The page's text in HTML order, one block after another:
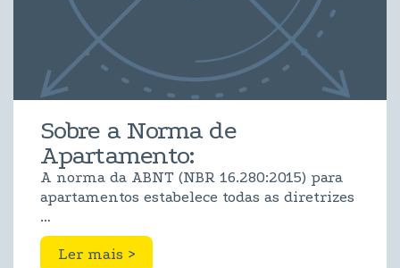
Sobre a Norma de
Apartamento:
A norma da ABNT (NBR 16.280:2015) para
apartamentos estabelece todas as diretrizes
…
Ler mais >